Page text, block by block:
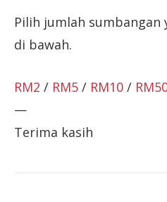
Pilih jumlah
di bawah.
RM2 / RM5 / RM10 /
—
Terima kasih